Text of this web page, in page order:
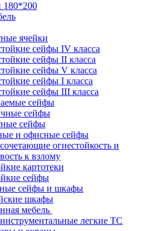
180*200
ячейки
сейфы IV класса
сейфы II класса
сейфы V класса
сейфы I класса
сейфы III класса
сейфы
сейфы
сейфы
и офисные сейфы
огнестойкость и
к взлому
картотеки
сейфы
сейфы и шкафы
шкафы
мебель
легкие ТС